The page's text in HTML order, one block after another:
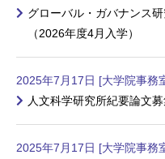
グローバル・ガバナンス
（2026年度4月入学）
2025年7月17日 [大学院事務
人文科学研究所紀要論文
2025年7月17日 [大学院事務